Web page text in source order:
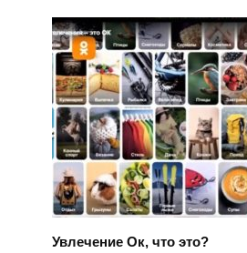
Увлечение Ок, что это?